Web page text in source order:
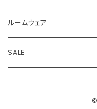
華奢Tブラジャー＆ショーツセ
脇高ブラジャー＆ショーツセッ
ひもショーツ
Tショーツ
ルームウェア
SALE